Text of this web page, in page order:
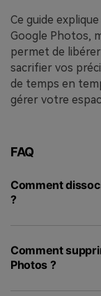
Ce guide
Google Photos,
permet de
sacrifier vos
de temps en
gérer votre
FAQ
Comment
?
Comment
Photos ?